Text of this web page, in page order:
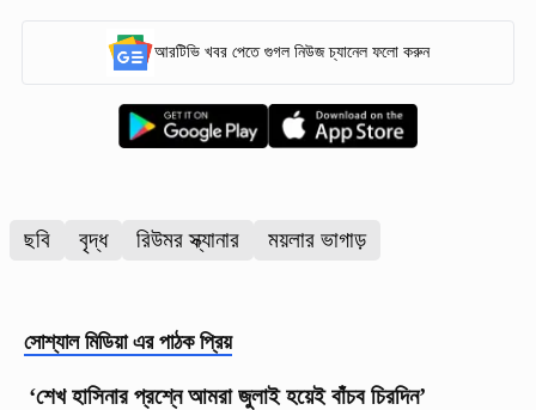
আরটিভি খবর পেতে গুগল নিউজ চ্যানেল ফলো করুন
ছবি বৃদ্ধ রিউমর স্ক্যানার ময়লার ভাগাড়
সোশ্যাল মিডিয়া এর পাঠক প্রিয়
‘শেখ হাসিনার প্রশ্নে আমরা জুলাই হয়েই বাঁচব চিরদিন’